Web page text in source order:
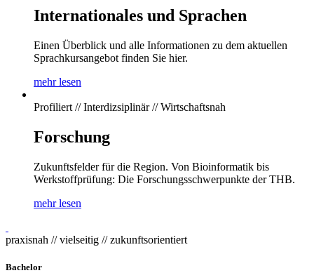
Internationales und Sprachen
Einen Überblick und alle Informationen zu dem aktuellen
Sprachkursangebot finden Sie hier.
mehr lesen
Profiliert // Interdizsiplinär // Wirtschaftsnah
Forschung
Zukunftsfelder für die Region. Von Bioinformatik bis
Werkstoffprüfung: Die Forschungsschwerpunkte der THB.
mehr lesen
praxisnah // vielseitig // zukunftsorientiert
Bachelor